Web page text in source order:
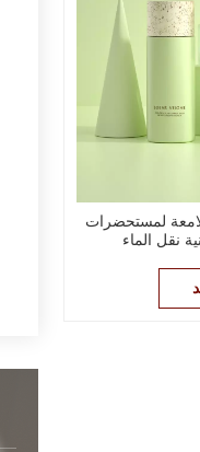
لمستحضرات
نقل الماء